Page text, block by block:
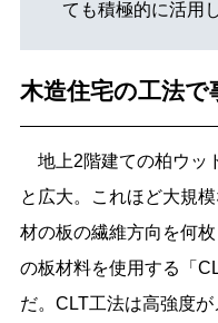
ても積極的に活用
木造住宅の工法で
地上2階建ての柏ウッ
と広大。これほど大規
材の板の繊維方向を何
の板材料を使用する「
だ。CLT工法は高強度